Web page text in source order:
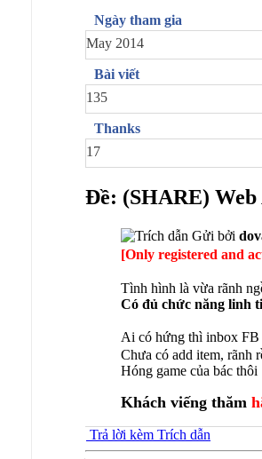
Ngày tham gia
May 2014
Bài viết
135
Thanks
17
Ðề: (SHARE) Web
Gửi bởi
[Only registered and
Tình hình là vừa rãnh
Có đủ chức năng linh
Ai có hứng thì inbox FB
Chưa có add item, rãnh
Hóng game của bác thôi
Khách viếng thăm
Trả lời kèm Trích dẫn